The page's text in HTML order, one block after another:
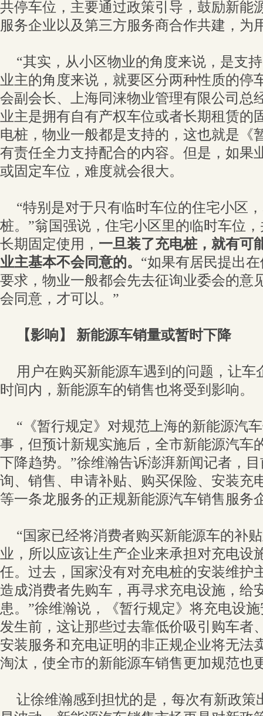
共停车位，主要通过政策引导，鼓励新能
服务企业以及第三方服务商合作共建，为
“其实，从小区物业的角度来说，是支
业主的角度来说，就要区分两种性质的停
会副会长、上海同涞物业管理有限公司总
业主是拥有自有产权车位或者长期租赁的
电桩，物业一般都是支持的，这也就是《
有责任全力支持配合的内容。但是，如果
或固定车位，难度就会很大。
“特别是对于只有临时车位的住宅小区
桩。”翁国强说，住宅小区里的临时车位
长期固定使用， 一旦装了充电桩，就有可
业主基本不会同意的。 “如果有居民提出
要求，物业一般都会先去征询业委会的意
会同意，才可以。”
【影响】 新能源车销量或暂时下降
用户在购买新能源车遇到的问题，让车
时间内，新能源车的销售也将受到影响。
“《暂行规定》对规范上海的新能源汽
事，但预计新规实施后，全市新能源汽车
下降趋势。”徐维瀚告诉澎湃新闻记者，
询、销售、申请补贴、购买保险、安装充
等一条龙服务的正规新能源汽车销售服务
“国家已经将消费者购买新能源车的补
业，所以应该让生产企业来承担对充电设
任。过去，国家没有对充电桩的安装维护
造成消费者先购车，再寻求充电设施，给
患。”徐维瀚说，《暂行规定》将充电设
发生前，这让那些过去靠低价吸引购车者
安装服务和充电证明的非正规企业将无法
淘汰，使全市的新能源车销售更加规范也
让徐维瀚感到担忧的是，每次有新政策